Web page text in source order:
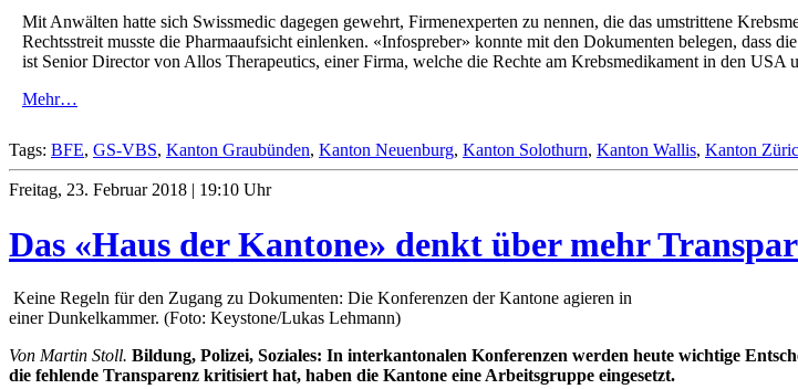
Mit Anwälten hatte sich Swissmedic dagegen gewehrt, Firmenexperten zu nennen, die das umstrittene
Rechtsstreit musste die Pharmaaufsicht einlenken. «Infospreber» konnte mit den Dokumenten belegen, dass
ist Senior Director von Allos Therapeutics, einer Firma, welche die Rechte am Krebsmedikament in den USA
Mehr…
Tags: BFE, GS-VBS, Kanton Graubünden, Kanton Neuenburg, Kanton Solothurn, Kanton Wallis, Kanton
Freitag, 23. Februar 2018 | 19:10 Uhr
Das «Haus der Kantone» denkt über mehr
Keine Regeln für den Zugang zu Dokumenten: Die Konferenzen der Kantone agieren in
einer Dunkelkammer. (Foto: Keystone/Lukas Lehmann)
Von Martin Stoll. Bildung, Polizei, Soziales: In interkantonalen Konferenzen werden heute wichtige
die fehlende Transparenz kritisiert hat, haben die Kantone eine Arbeitsgruppe eingesetzt.